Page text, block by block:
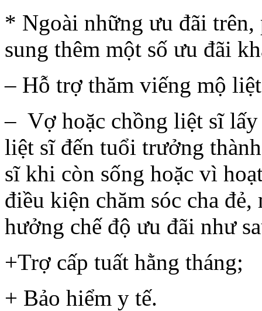
* Ngoài những ưu đãi trên,
sung thêm một số ưu đãi
– Hỗ trợ thăm viếng mộ
– Vợ hoặc chồng liệt sĩ
liệt sĩ đến tuổi trưởng
sĩ khi còn sống hoặc vì
điều kiện chăm sóc cha
hưởng chế độ ưu đãi như
+Trợ cấp tuất hằng tháng;
+ Bảo hiểm y tế.